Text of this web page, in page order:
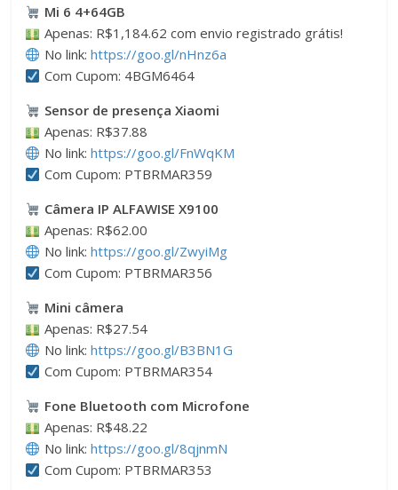
Mi 6 4+64GB
Apenas: R$1,184.62 com envio registrado grátis!
No link: https://goo.gl/nHnz6a
Com Cupom: 4BGM6464
Sensor de presença Xiaomi
Apenas: R$37.88
No link: https://goo.gl/FnWqKM
Com Cupom: PTBRMAR359
Câmera IP ALFAWISE X9100
Apenas: R$62.00
No link: https://goo.gl/ZwyiMg
Com Cupom: PTBRMAR356
Mini câmera
Apenas: R$27.54
No link: https://goo.gl/B3BN1G
Com Cupom: PTBRMAR354
Fone Bluetooth com Microfone
Apenas: R$48.22
No link: https://goo.gl/8qjnmN
Com Cupom: PTBRMAR353